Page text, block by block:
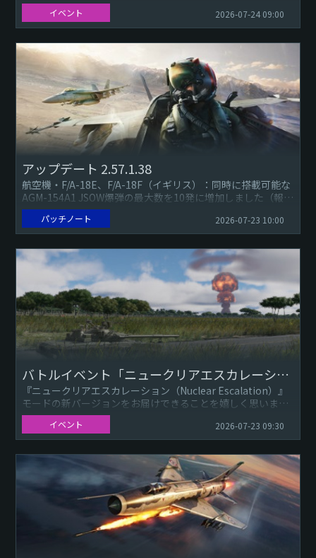
イベント 2026-07-24 09:00
アップデート 2.57.1.38
航空機・F/A-18E、F/A-18F（イギリス）：同時に搭載可能な
AGM-154A1 JSOW爆弾の最大数を10発に増加しました（報
告）。・F/A-18C 後期型、F/A-18C...
パッチノート 2026-07-23 10:00
バトルイベント「ニュークリアエスカレーション（Nuclear Escalation）」
『ニュークリアエスカレーション（Nuclear Escalation）』
モードの新バージョンをお届けできることを嬉しく思いま
す！ 7月22日（水）22：00（JST）から7月28日...
イベント 2026-07-23 09:30